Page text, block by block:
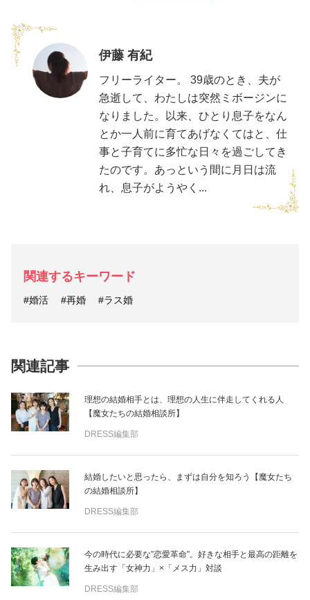
伊藤 有紀
フリーライター。 39歳のとき、夫が
急逝して、わたしは突然ミボージンに
なりました。以来、ひとり息子をなん
とか一人前に育てあげなくてはと、仕
事と子育てに多忙な日々を過ごしてき
たのです。あっという間に月日は流
れ、息子がようやく...
関連するキーワード
#婚活 #再婚 #ラス婚
関連記事
理想の結婚相手とは、理想の人生に伴走してくれる人
【魔女たちの結婚相談所】
DRESS編集部
結婚したいと思ったら、まずは自分を知ろう【魔女たち
の結婚相談所】
DRESS編集部
今の時代に必要な”恋愛革命”。好きな相手と最高の距離を
生み出す「女神力」×「メス力」対談
DRESS編集部